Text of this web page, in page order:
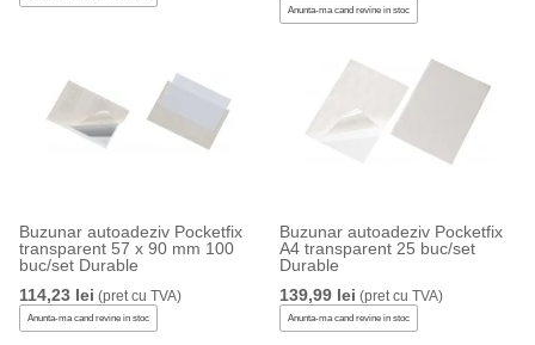
Anunta-ma cand revine in stoc
Buzunar autoadeziv Pocketfix
transparent 57 x 90 mm 100
buc/set Durable
114,23 lei (pret cu TVA)
Anunta-ma cand revine in stoc
Buzunar autoadeziv Pocketfix
A4 transparent 25 buc/set
Durable
139,99 lei (pret cu TVA)
Anunta-ma cand revine in stoc